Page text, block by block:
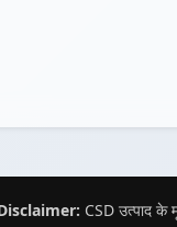
CSD उत्पाद के